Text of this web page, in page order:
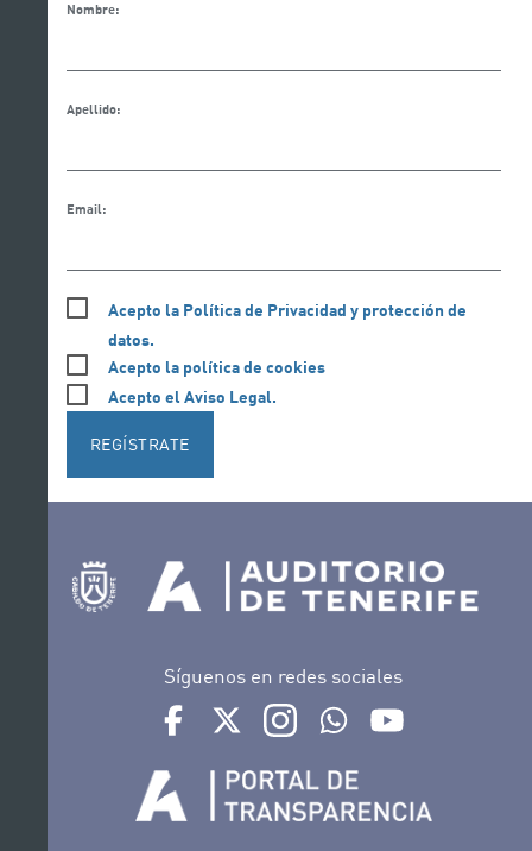
Nombre:
Apellido:
Email:
Acepto la Política de Privacidad y protección de
datos.
Acepto la política de cookies
Acepto el Aviso Legal.
REGÍSTRATE
Síguenos en redes sociales
Ir a perfil de Auditorio de Tenerife en Facebook
Ir a perfil de Auditorio de Tenerife en
Ir a perfil de Auditorio de
Ir al Boletín Whatsapp